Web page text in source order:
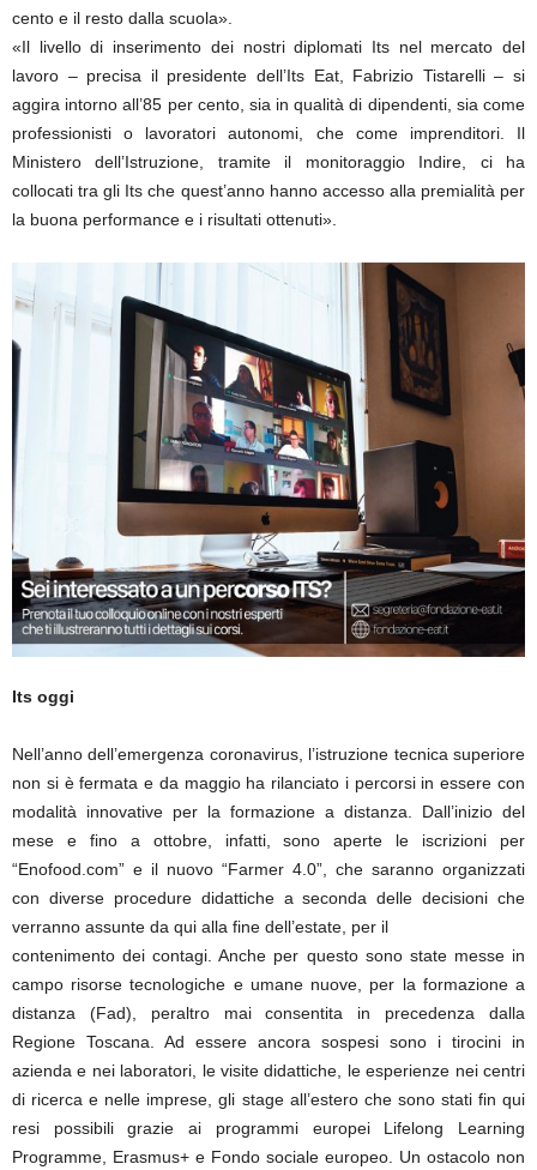
cento e il resto dalla scuola».
«Il livello di inserimento dei nostri diplomati Its nel mercato del
lavoro – precisa il presidente dell’Its Eat, Fabrizio Tistarelli – si
aggira intorno all’85 per cento, sia in qualità di dipendenti, sia come
professionisti o lavoratori autonomi, che come imprenditori. Il
Ministero dell’Istruzione, tramite il monitoraggio Indire, ci ha
collocati tra gli Its che quest’anno hanno accesso alla premialità per
la buona performance e i risultati ottenuti».
Its oggi
Nell’anno dell’emergenza coronavirus, l’istruzione tecnica superiore
non si è fermata e da maggio ha rilanciato i percorsi in essere con
modalità innovative per la formazione a distanza. Dall’inizio del
mese e fino a ottobre, infatti, sono aperte le iscrizioni per
“Enofood.com” e il nuovo “Farmer 4.0”, che saranno organizzati
con diverse procedure didattiche a seconda delle decisioni che
verranno assunte da qui alla fine dell’estate, per il
contenimento dei contagi. Anche per questo sono state messe in
campo risorse tecnologiche e umane nuove, per la formazione a
distanza (Fad), peraltro mai consentita in precedenza dalla
Regione Toscana. Ad essere ancora sospesi sono i tirocini in
azienda e nei laboratori, le visite didattiche, le esperienze nei centri
di ricerca e nelle imprese, gli stage all’estero che sono stati fin qui
resi possibili grazie ai programmi europei Lifelong Learning
Programme, Erasmus+ e Fondo sociale europeo. Un ostacolo non